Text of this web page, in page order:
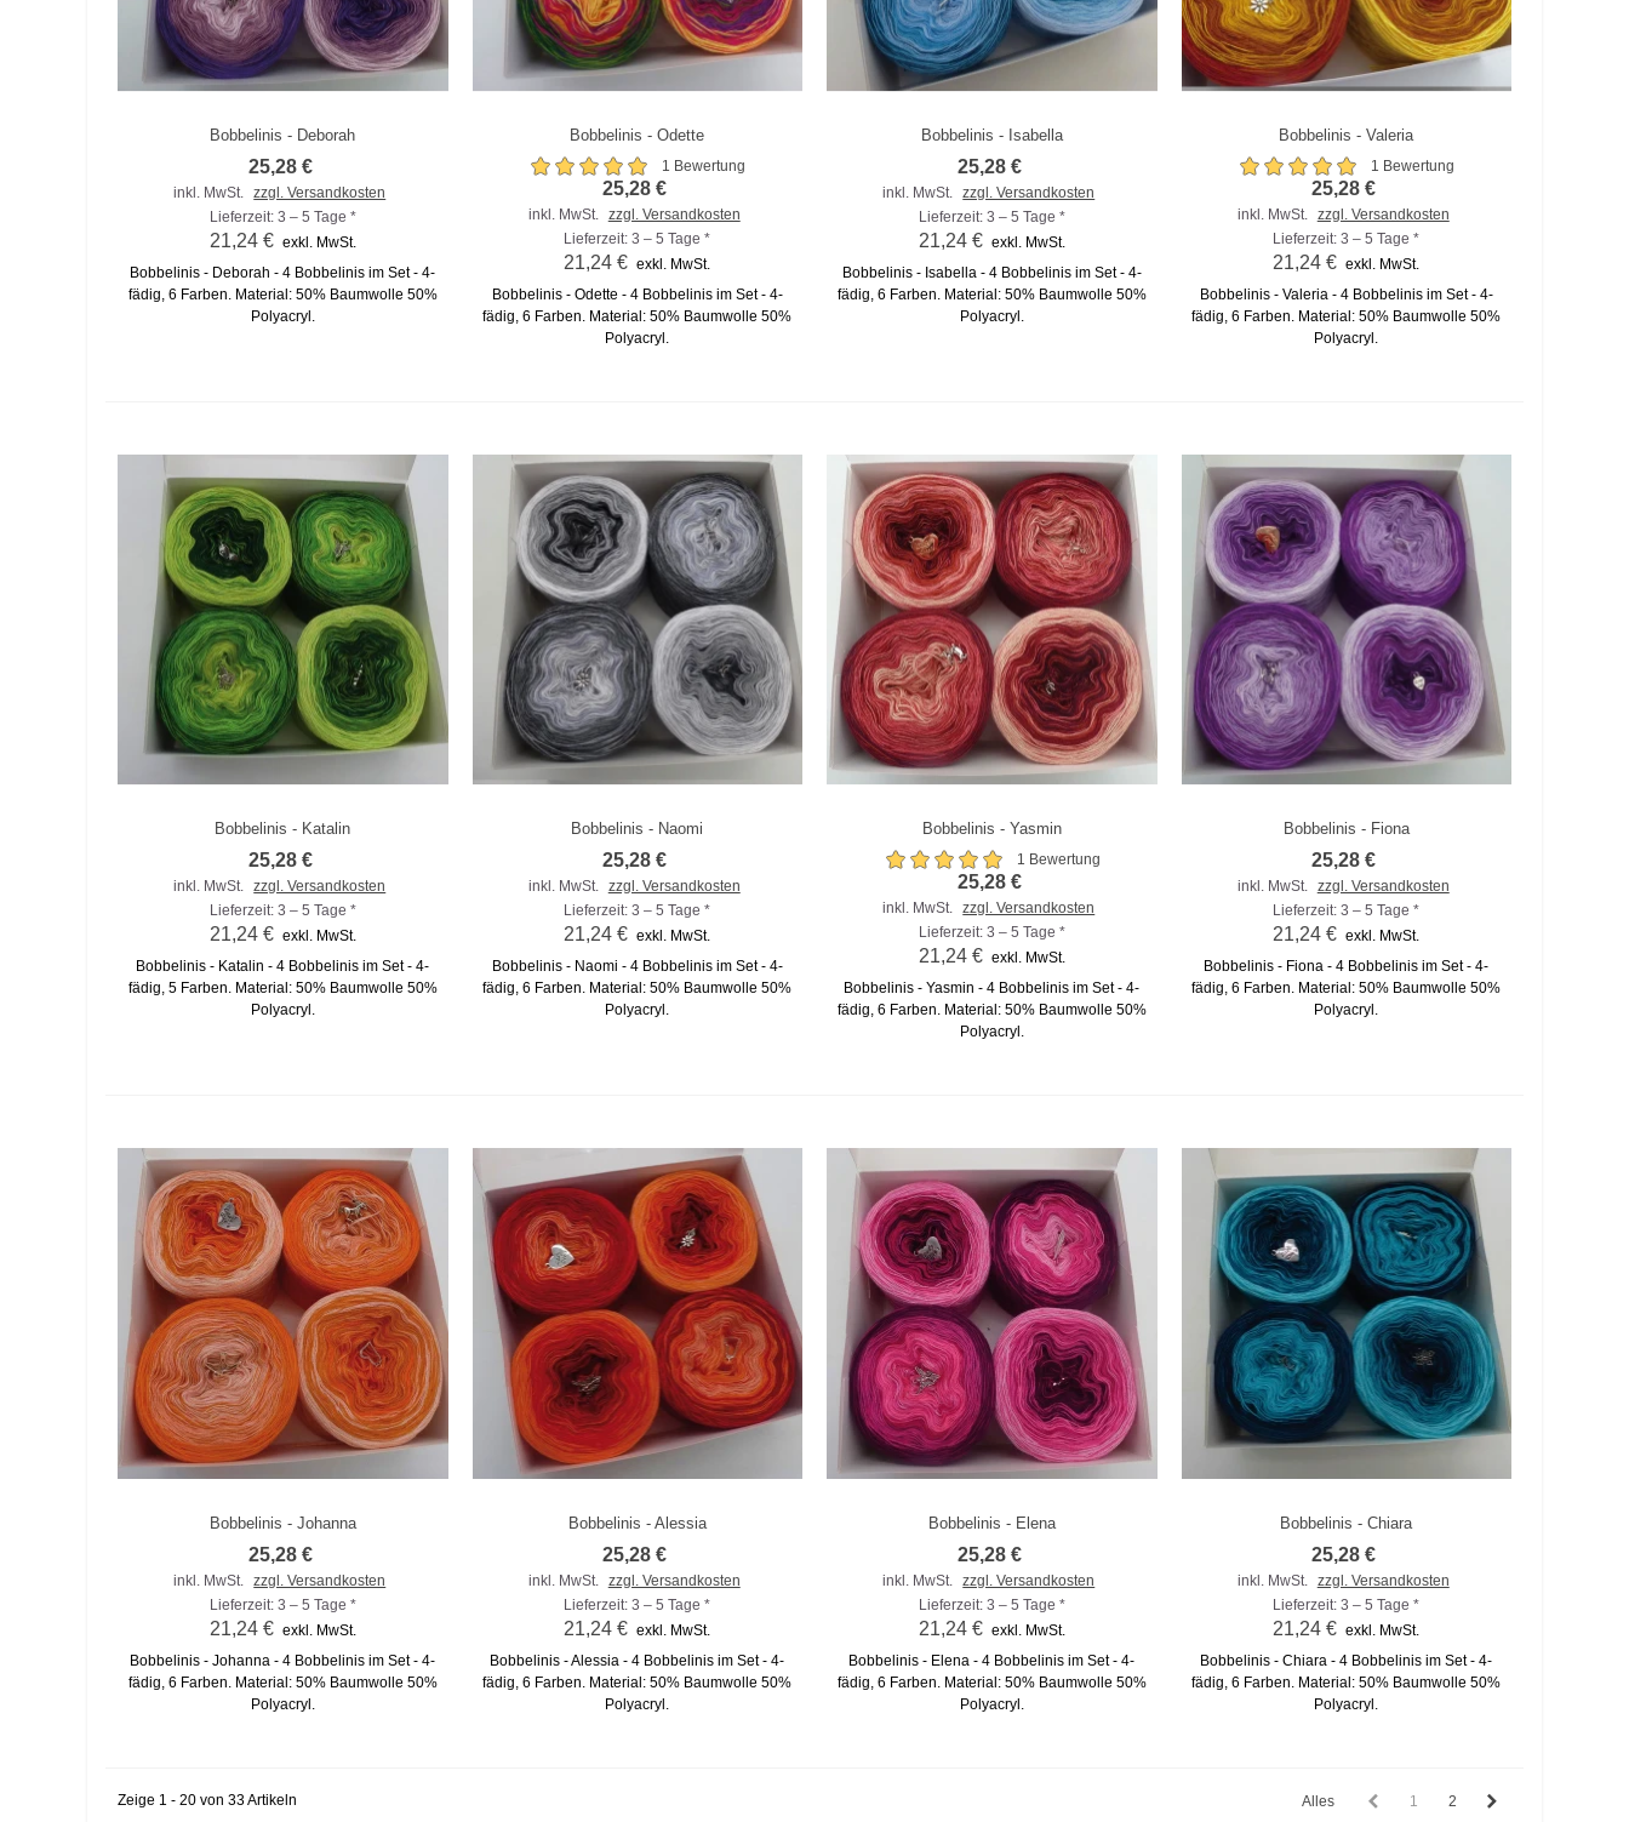
Zum Vergleich hinzufügen
Bobbelinis - Deborah
25,28 €
inkl. MwSt. zzgl. Versandkosten
Lieferzeit: 3 – 5 Tage *
21,24 € exkl. MwSt.
Bobbelinis - Deborah - 4 Bobbelinis im Set - 4-
fädig, 6 Farben. Material: 50% Baumwolle 50%
Polyacryl.
Zum Vergleich hinzufügen
Bobbelinis - Odette
1 Bewertung
25,28 €
inkl. MwSt. zzgl. Versandkosten
Lieferzeit: 3 – 5 Tage *
21,24 € exkl. MwSt.
Bobbelinis - Odette - 4 Bobbelinis im Set - 4-
fädig, 6 Farben. Material: 50% Baumwolle 50%
Polyacryl.
Zum Vergleich hinzufügen
Bobbelinis - Isabella
25,28 €
inkl. MwSt. zzgl. Versandkosten
Lieferzeit: 3 – 5 Tage *
21,24 € exkl. MwSt.
Bobbelinis - Isabella - 4 Bobbelinis im Set - 4-
fädig, 6 Farben. Material: 50% Baumwolle 50%
Polyacryl.
Zum Vergleich hinzufügen
Bobbelinis - Valeria
1 Bewertung
25,28 €
inkl. MwSt. zzgl. Versandkosten
Lieferzeit: 3 – 5 Tage *
21,24 € exkl. MwSt.
Bobbelinis - Valeria - 4 Bobbelinis im Set - 4-
fädig, 6 Farben. Material: 50% Baumwolle 50%
Polyacryl.
Zum Vergleich hinzufügen
Bobbelinis - Katalin
25,28 €
inkl. MwSt. zzgl. Versandkosten
Lieferzeit: 3 – 5 Tage *
21,24 € exkl. MwSt.
Bobbelinis - Katalin - 4 Bobbelinis im Set - 4-
fädig, 5 Farben. Material: 50% Baumwolle 50%
Polyacryl.
Zum Vergleich hinzufügen
Bobbelinis - Naomi
25,28 €
inkl. MwSt. zzgl. Versandkosten
Lieferzeit: 3 – 5 Tage *
21,24 € exkl. MwSt.
Bobbelinis - Naomi - 4 Bobbelinis im Set - 4-
fädig, 6 Farben. Material: 50% Baumwolle 50%
Polyacryl.
Zum Vergleich hinzufügen
Bobbelinis - Yasmin
1 Bewertung
25,28 €
inkl. MwSt. zzgl. Versandkosten
Lieferzeit: 3 – 5 Tage *
21,24 € exkl. MwSt.
Bobbelinis - Yasmin - 4 Bobbelinis im Set - 4-
fädig, 6 Farben. Material: 50% Baumwolle 50%
Polyacryl.
Zum Vergleich hinzufügen
Bobbelinis - Fiona
25,28 €
inkl. MwSt. zzgl. Versandkosten
Lieferzeit: 3 – 5 Tage *
21,24 € exkl. MwSt.
Bobbelinis - Fiona - 4 Bobbelinis im Set - 4-
fädig, 6 Farben. Material: 50% Baumwolle 50%
Polyacryl.
Zum Vergleich hinzufügen
Bobbelinis - Johanna
25,28 €
inkl. MwSt.
zzgl. Versandkosten
Lieferzeit: 3 – 5 Tage *
21,24 € exkl. MwSt.
Bobbelinis - Johanna - 4 Bobbelinis im Set - 4-
fädig, 6 Farben. Material: 50% Baumwolle 50%
Polyacryl.
Zum Vergleich hinzufügen
Bobbelinis - Alessia
25,28 €
inkl. MwSt.
zzgl. Versandkosten
Lieferzeit: 3 – 5 Tage *
21,24 € exkl. MwSt.
Bobbelinis - Alessia - 4 Bobbelinis im Set - 4-
fädig, 6 Farben. Material: 50% Baumwolle 50%
Polyacryl.
Zum Vergleich hinzufügen
Bobbelinis - Elena
25,28 €
inkl. MwSt.
zzgl. Versandkosten
Lieferzeit: 3 – 5 Tage *
21,24 € exkl. MwSt.
Bobbelinis - Elena - 4 Bobbelinis im Set - 4-
fädig, 6 Farben. Material: 50% Baumwolle 50%
Polyacryl.
Zum Vergleich hinzufügen
Bobbelinis - Chiara
25,28 €
inkl. MwSt.
zzgl. Versandkosten
Lieferzeit: 3 – 5 Tage *
21,24 € exkl. MwSt.
Bobbelinis - Chiara - 4 Bobbelinis im Set - 4-
fädig, 6 Farben. Material: 50% Baumwolle 50%
Polyacryl.
1 2
Alles
Zeige 1 - 20 von 33 Artikeln